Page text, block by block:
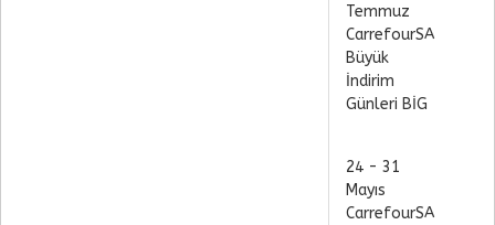
Temmuz
CarrefourSA
Büyük
İndirim
Günleri BİG
24 - 31
Mayıs
CarrefourSA